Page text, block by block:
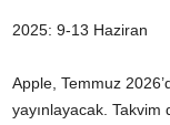
2025: 9-13 Haziran
Apple, Temmuz
yayınlayacak. Takvim